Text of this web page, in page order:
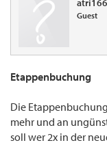
Guest
Etappenbuchung
Die
mehr und an
soll wer 2x in der